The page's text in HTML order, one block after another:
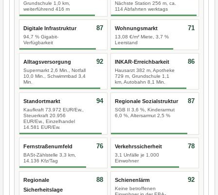
Grundschule 1,0 km,
weiterführend 416 m
Nächste Station 256 m, ca.
114 Abfahrten werktags
Digitale Infrastruktur
94,7 % Gigabit-
Verfügbarkeit
87 Wohnungsmarkt
13,08 €/m² Miete, 3,7 %
Leerstand
71
Alltagsversorgung
Supermarkt 2,6 Min., Notfall
10,0 Min., Schwimmbad 3,4
Min.
92 INKAR-Erreichbarkeit
Hausarzt 382 m, Apotheke
729 m, Grundschule 1,1
km, Autobahn 8,1 Min.
86
Standortmarkt
Kaufkraft 73.972 EUR/Ew.,
Steuerkraft 20.956
EUR/Ew., Einzelhandel
14.581 EUR/Ew.
94 Regionale Sozialstruktur
SGB II 3,6 %, Kinderarmut
6,0 %, Altersarmut 2,5 %
87
Fernstraßenumfeld
BASt-Zählstelle 3,3 km,
14.136 Kfz/Tag
76 Verkehrssicherheit
3,1 Unfälle je 1.000
Einwohner
78
Regionale
Sicherheitslage
88 Schienenlärm
Keine betroffenen
92